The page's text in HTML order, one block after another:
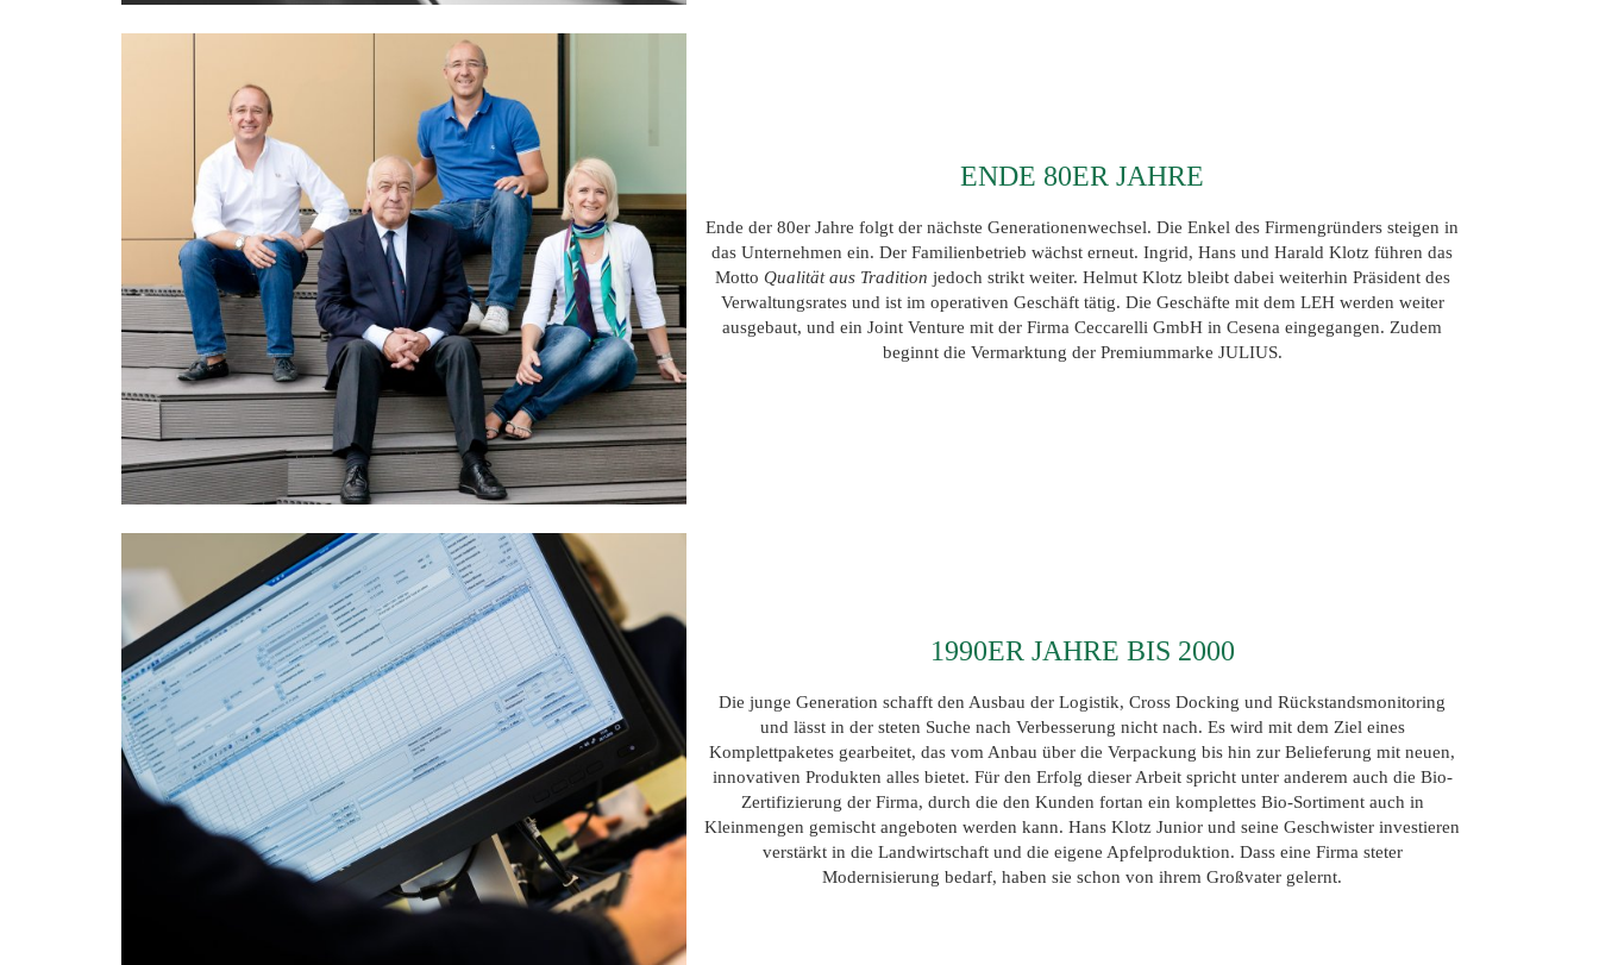
ENDE 80ER JAHRE
Ende der 80er Jahre folgt der nächste Generationenwechsel. Die Enkel des Firmengründers steigen in
das Unternehmen ein. Der Familienbetrieb wächst erneut. Ingrid, Hans und Harald Klotz führen das
Motto Qualität aus Tradition jedoch strikt weiter. Helmut Klotz bleibt dabei weiterhin Präsident des
Verwaltungsrates und ist im operativen Geschäft tätig. Die Geschäfte mit dem LEH werden weiter
ausgebaut, und ein Joint Venture mit der Firma Ceccarelli GmbH in Cesena eingegangen. Zudem
beginnt die Vermarktung der Premiummarke JULIUS.
1990ER JAHRE BIS 2000
Die junge Generation schafft den Ausbau der Logistik, Cross Docking und Rückstandsmonitoring
und lässt in der steten Suche nach Verbesserung nicht nach. Es wird mit dem Ziel eines
Komplettpaketes gearbeitet, das vom Anbau über die Verpackung bis hin zur Belieferung mit neuen,
innovativen Produkten alles bietet. Für den Erfolg dieser Arbeit spricht unter anderem auch die Bio-
Zertifizierung der Firma, durch die den Kunden fortan ein komplettes Bio-Sortiment auch in
Kleinmengen gemischt angeboten werden kann. Hans Klotz Junior und seine Geschwister investieren
verstärkt in die Landwirtschaft und die eigene Apfelproduktion. Dass eine Firma steter
Modernisierung bedarf, haben sie schon von ihrem Großvater gelernt.